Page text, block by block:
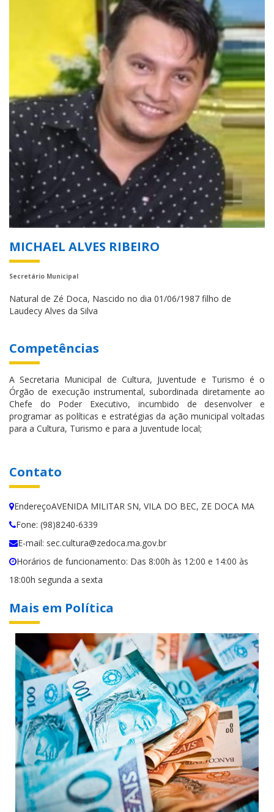
MICHAEL ALVES RIBEIRO
Secretário Municipal
Natural de Zé Doca, Nascido no dia 01/06/1987 filho de
Laudecy Alves da Silva
Competências
A Secretaria Municipal de Cultura, Juventude e Turismo é o
Órgão de execução instrumental, subordinada diretamente ao
Chefe do Poder Executivo, incumbido de desenvolver e
programar as políticas e estratégias da ação municipal voltadas
para a Cultura, Turismo e para a Juventude local;
Contato
EndereçoAVENIDA MILITAR SN, VILA DO BEC, ZE DOCA MA
Fone: (98)8240-6339
E-mail: sec.cultura@zedoca.ma.gov.br
Horários de funcionamento: Das 8:00h às 12:00 e 14:00 às
18:00h segunda a sexta
Mais em Política